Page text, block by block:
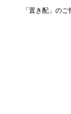
「置き配」の